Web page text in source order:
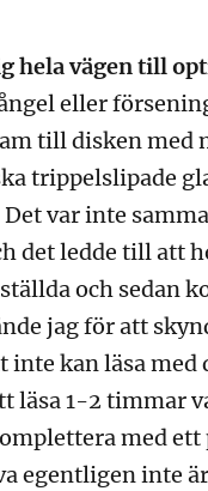
hela vägen till
eller
till disken med
trippelslipade
var inte
det ledde till att
och sedan
jag för att
inte kan läsa med
läsa 1-2 timmar
med ett
egentligen inte